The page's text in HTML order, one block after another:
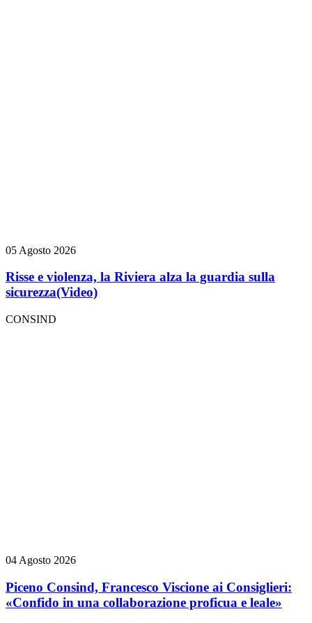
05 Agosto 2026
Risse e violenza, la Riviera alza la guardia sulla
sicurezza(Video)
CONSIND
04 Agosto 2026
Piceno Consind, Francesco Viscione ai Consiglieri:
«Confido in una collaborazione proficua e leale»